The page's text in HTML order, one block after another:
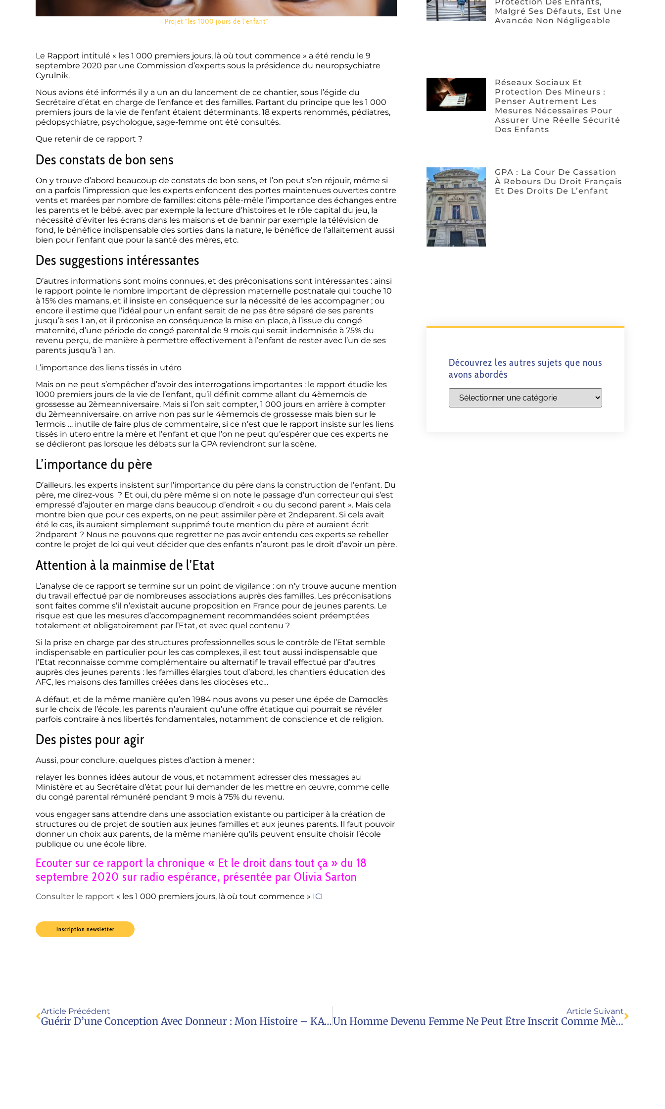
Projet "les 1000 jours de l'enfant"
Le Rapport intitulé « les 1 000 premiers jours, là où tout commence » a été rendu le 9
septembre 2020 par une Commission d’experts sous la présidence du neuropsychiatre
Cyrulnik.
Nous avions été informés il y a un an du lancement de ce chantier, sous l’égide du
Secrétaire d’état en charge de l’enfance et des familles. Partant du principe que les 1 000
premiers jours de la vie de l’enfant étaient déterminants, 18 experts renommés, pédiatres,
pédopsychiatre, psychologue, sage-femme ont été consultés.
Que retenir de ce rapport ?
Des constats de bon sens
On y trouve d’abord beaucoup de constats de bon sens, et l’on peut s’en réjouir, même si
on a parfois l’impression que les experts enfoncent des portes maintenues ouvertes contre
vents et marées par nombre de familles: citons pêle-mêle l’importance des échanges entre
les parents et le bébé, avec par exemple la lecture d’histoires et le rôle capital du jeu, la
nécessité d’éviter les écrans dans les maisons et de bannir par exemple la télévision de
fond, le bénéfice indispensable des sorties dans la nature, le bénéfice de l’allaitement aussi
bien pour l’enfant que pour la santé des mères, etc.
Des suggestions intéressantes
D’autres informations sont moins connues, et des préconisations sont intéressantes : ainsi
le rapport pointe le nombre important de dépression maternelle postnatale qui touche 10
à 15% des mamans, et il insiste en conséquence sur la nécessité de les accompagner ; ou
encore il estime que l’idéal pour un enfant serait de ne pas être séparé de ses parents
jusqu’à ses 1 an, et il préconise en conséquence la mise en place, à l’issue du congé
maternité, d’une période de congé parental de 9 mois qui serait indemnisée à 75% du
revenu perçu, de manière à permettre effectivement à l’enfant de rester avec l’un de ses
parents jusqu’à 1 an.
L’importance des liens tissés in utéro
Mais on ne peut s’empêcher d’avoir des interrogations importantes : le rapport étudie les
1000 premiers jours de la vie de l’enfant, qu’il définit comme allant du 4èmemois de
grossesse au 2èmeanniversaire. Mais si l’on sait compter, 1 000 jours en arrière à compter
du 2èmeanniversaire, on arrive non pas sur le 4èmemois de grossesse mais bien sur le
1ermois … inutile de faire plus de commentaire, si ce n’est que le rapport insiste sur les liens
tissés in utero entre la mère et l’enfant et que l’on ne peut qu’espérer que ces experts ne
se dédieront pas lorsque les débats sur la GPA reviendront sur la scène.
L’importance du père
D’ailleurs, les experts insistent sur l’importance du père dans la construction de l’enfant. Du
père, me direz-vous ? Et oui, du père même si on note le passage d’un correcteur qui s’est
empressé d’ajouter en marge dans beaucoup d’endroit « ou du second parent ». Mais cela
montre bien que pour ces experts, on ne peut assimiler père et 2ndeparent. Si cela avait
été le cas, ils auraient simplement supprimé toute mention du père et auraient écrit
2ndparent ? Nous ne pouvons que regretter ne pas avoir entendu ces experts se rebeller
contre le projet de loi qui veut décider que des enfants n’auront pas le droit d’avoir un père.
Attention à la mainmise de l’Etat
L’analyse de ce rapport se termine sur un point de vigilance : on n’y trouve aucune mention
du travail effectué par de nombreuses associations auprès des familles. Les préconisations
sont faites comme s’il n’existait aucune proposition en France pour de jeunes parents. Le
risque est que les mesures d’accompagnement recommandées soient préemptées
totalement et obligatoirement par l’Etat, et avec quel contenu ?
Si la prise en charge par des structures professionnelles sous le contrôle de l’Etat semble
indispensable en particulier pour les cas complexes, il est tout aussi indispensable que
l’Etat reconnaisse comme complémentaire ou alternatif le travail effectué par d’autres
auprès des jeunes parents : les familles élargies tout d’abord, les chantiers éducation des
AFC, les maisons des familles créées dans les diocèses etc…
A défaut, et de la même manière qu’en 1984 nous avons vu peser une épée de Damoclès
sur le choix de l’école, les parents n’auraient qu’une offre étatique qui pourrait se révéler
parfois contraire à nos libertés fondamentales, notamment de conscience et de religion.
Des pistes pour agir
Aussi, pour conclure, quelques pistes d’action à mener :
relayer les bonnes idées autour de vous, et notamment adresser des messages au
Ministère et au Secrétaire d’état pour lui demander de les mettre en œuvre, comme celle
du congé parental rémunéré pendant 9 mois à 75% du revenu.
vous engager sans attendre dans une association existante ou participer à la création de
structures ou de projet de soutien aux jeunes familles et aux jeunes parents. Il faut pouvoir
donner un choix aux parents, de la même manière qu’ils peuvent ensuite choisir l’école
publique ou une école libre.
Ecouter sur ce rapport la chronique « Et le droit dans tout ça » du 18
septembre 2020 sur radio espérance, présentée par Olivia Sarton
Consulter le rapport « les 1 000 premiers jours, là où tout commence » ICI
Inscription newsletter
Malgré Ses Défauts, Est Une
Avancée Non Négligeable
Réseaux Sociaux Et
Protection Des Mineurs :
Penser Autrement Les
Mesures Nécessaires Pour
Assurer Une Réelle Sécurité
Des Enfants
GPA : La Cour De Cassation
À Rebours Du Droit Français
Et Des Droits De L’enfant
Découvrez les autres sujets que nous
avons abordés
Article Précédent
Guérir D’une Conception Avec Donneur : Mon Histoire – KATHRYN FRANCISCO
Article Suivant
Un Homme Devenu Femme Ne Peut Être Inscrit Comme Mère Sur L’acte De Naissance